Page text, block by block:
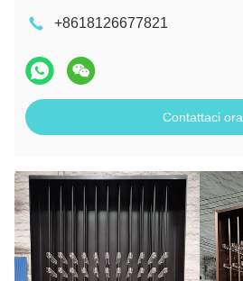
+8618126677821
Contattaci ora